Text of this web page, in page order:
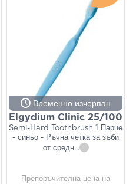
Временно изчерпан
Elgydium Clinic 25/100
Semi-Hard Toothbrush 1 Парче
- синьо - Ръчна четка за зъби
от средн... i
Препоръчителна цена на